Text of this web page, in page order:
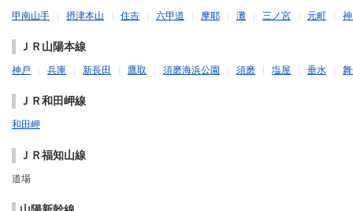
甲南山手 摂津本山 住吉 六甲道 摩耶 灘 三ノ宮 元町
ＪＲ山陽本線
神戸 兵庫 新長田 鷹取 須磨海浜公園 須磨 塩屋 垂水
ＪＲ和田岬線
和田岬
ＪＲ福知山線
道場